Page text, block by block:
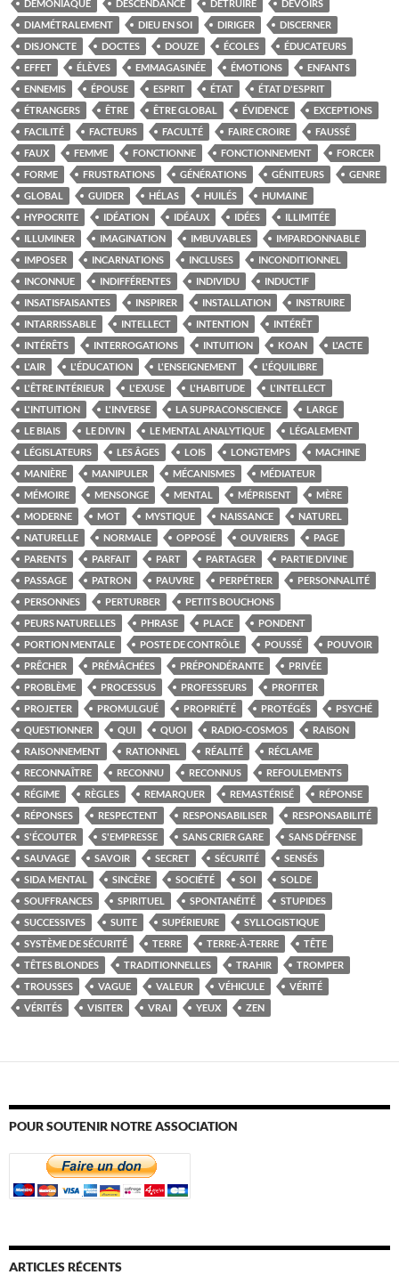
DÉMONIAQUE DESCENDANCE DÉTRUIRE
DEVOIRS
DIAMÉTRALEMENT
DIEU EN SOI DIRIGER
DISCERNER
DISJONCTE
DOCTES DOUZE ÉCOLES
ÉDUCATEURS
EFFET
ÉLÈVES EMMAGASINÉE ÉMOTIONS
ENFANTS
ENNEMIS
ÉPOUSE ESPRIT ÉTAT
ÉTAT D'ESPRIT
ÉTRANGERS
ÊTRE ÊTRE GLOBAL ÉVIDENCE
EXCEPTIONS
FACILITÉ
FACTEURS FACULTÉ FAIRE CROIRE
FAUSSÉ
FAUX
FEMME FONCTIONNE FONCTIONNEMENT
FORCER
FORME
FRUSTRATIONS GÉNÉRATIONS GÉNITEURS
GENRE
GLOBAL
GUIDER HÉLAS HUILÉS
HUMAINE
HYPOCRITE
IDÉATION IDÉAUX IDÉES
ILLIMITÉE
ILLUMINER
IMAGINATION IMBUVABLES
IMPARDONNABLE
IMPOSER
INCARNATIONS INCLUSES
INCONDITIONNEL
INCONNUE
INDIFFÉRENTES INDIVIDU
INDUCTIF
INSATISFAISANTES
INSPIRER INSTALLATION
INSTRUIRE
INTARRISSABLE
INTELLECT INTENTION
INTÉRÊT
INTÉRÊTS
INTERROGATIONS INTUITION KOAN
L'ACTE
L'AIR
L'ÉDUCATION L'ENSEIGNEMENT
L'ÉQUILIBRE
L'ÊTRE INTÉRIEUR
L'EXUSE L'HABITUDE
L'INTELLECT
L'INTUITION
L'INVERSE LA SUPRACONSCIENCE
LARGE
LE BIAIS
LE DIVIN LE MENTAL ANALYTIQUE
LÉGALEMENT
LÉGISLATEURS
LES ÂGES LOIS LONGTEMPS
MACHINE
MANIÈRE
MANIPULER MÉCANISMES
MÉDIATEUR
MÉMOIRE
MENSONGE MENTAL MÉPRISENT
MÈRE
MODERNE
MOT MYSTIQUE NAISSANCE
NATUREL
NATURELLE
NORMALE OPPOSÉ OUVRIERS
PAGE
PARENTS
PARFAIT PART PARTAGER
PARTIE DIVINE
PASSAGE
PATRON PAUVRE PERPÉTRER
PERSONNALITÉ
PERSONNES
PERTURBER
PETITS BOUCHONS
PEURS NATURELLES
PHRASE PLACE
PONDENT
PORTION MENTALE
POSTE DE CONTRÔLE POUSSÉ
POUVOIR
PRÊCHER
PRÉMÂCHÉES PRÉPONDÉRANTE
PRIVÉE
PROBLÈME
PROCESSUS PROFESSEURS
PROFITER
PROJETER
PROMULGUÉ PROPRIÉTÉ PROTÉGÉS
PSYCHÉ
QUESTIONNER
QUI QUOI RADIO-COSMOS
RAISON
RAISONNEMENT
RATIONNEL RÉALITÉ
RÉCLAME
RECONNAÎTRE
RECONNU RECONNUS
REFOULEMENTS
RÉGIME
RÈGLES REMARQUER REMASTÉRISÉ
RÉPONSE
RÉPONSES
RESPECTENT RESPONSABILISER
RESPONSABILITÉ
S'ÉCOUTER
S'EMPRESSE SANS CRIER GARE
SANS DÉFENSE
SAUVAGE
SAVOIR SECRET SÉCURITÉ
SENSÉS
SIDA MENTAL
SINCÈRE SOCIÉTÉ SOI
SOLDE
SOUFFRANCES
SPIRITUEL SPONTANÉITÉ
STUPIDES
SUCCESSIVES
SUITE SUPÉRIEURE
SYLLOGISTIQUE
SYSTÈME DE SÉCURITÉ
TERRE TERRE-À-TERRE
TÊTE
TÊTES BLONDES
TRADITIONNELLES TRAHIR
TROMPER
TROUSSES
VAGUE VALEUR VÉHICULE
VÉRITÉ
VÉRITÉS
VISITER VRAI YEUX ZEN
POUR SOUTENIR NOTRE ASSOCIATION
ARTICLES RÉCENTS